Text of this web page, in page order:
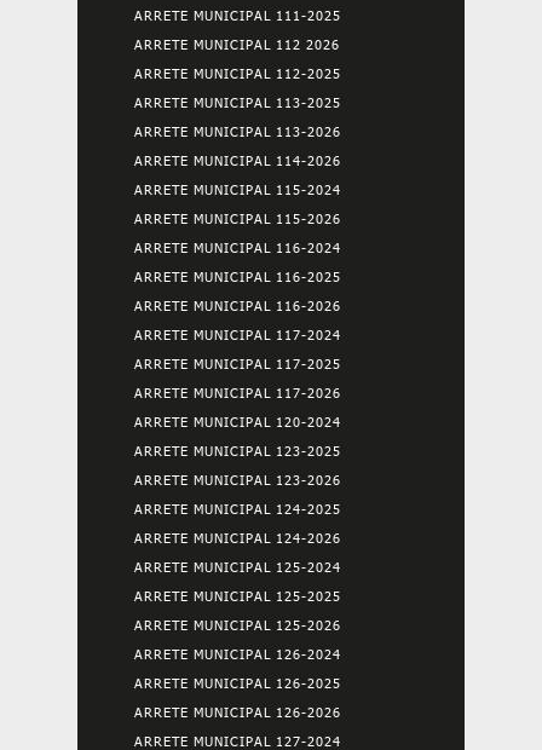
ARRETE MUNICIPAL 111-2025
ARRETE MUNICIPAL 112 2026
ARRETE MUNICIPAL 112-2025
ARRETE MUNICIPAL 113-2025
ARRETE MUNICIPAL 113-2026
ARRETE MUNICIPAL 114-2026
ARRETE MUNICIPAL 115-2024
ARRETE MUNICIPAL 115-2026
ARRETE MUNICIPAL 116-2024
ARRETE MUNICIPAL 116-2025
ARRETE MUNICIPAL 116-2026
ARRETE MUNICIPAL 117-2024
ARRETE MUNICIPAL 117-2025
ARRETE MUNICIPAL 117-2026
ARRETE MUNICIPAL 120-2024
ARRETE MUNICIPAL 123-2025
ARRETE MUNICIPAL 123-2026
ARRETE MUNICIPAL 124-2025
ARRETE MUNICIPAL 124-2026
ARRETE MUNICIPAL 125-2024
ARRETE MUNICIPAL 125-2025
ARRETE MUNICIPAL 125-2026
ARRETE MUNICIPAL 126-2024
ARRETE MUNICIPAL 126-2025
ARRETE MUNICIPAL 126-2026
ARRETE MUNICIPAL 127-2024